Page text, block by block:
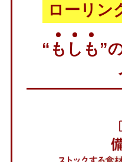
ローリン
“ も し も ”